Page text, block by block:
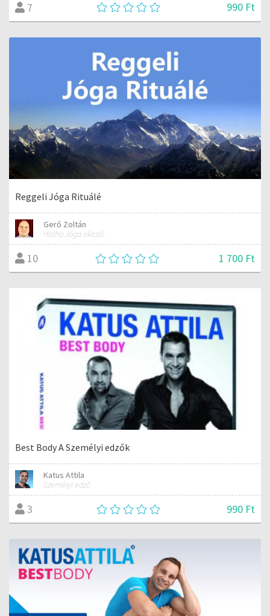
7 990 Ft
Reggeli Jóga Rituálé
Gerő Zoltán
Hatha Jóga oktató
10 1 700 Ft
Best Body A Személyi edzők
Katus Attila
Személyi edző
3 990 Ft